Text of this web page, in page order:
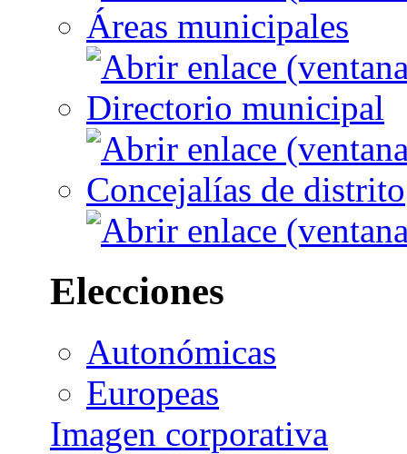
Áreas municipales
Directorio municipal
Concejalías de distrito
Elecciones
Autonómicas
Europeas
Imagen corporativa